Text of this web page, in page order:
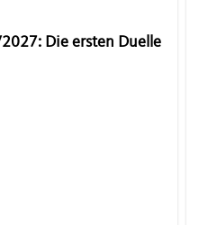
Die ersten Duelle